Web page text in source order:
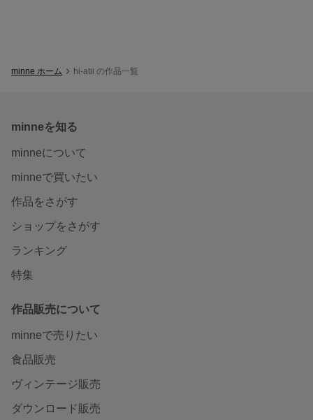
minne ホーム hi-atii の作品一覧
minneを知る
minneについて
minneで買いたい
作品をさがす
ショップをさがす
ランキング
特集
作品販売について
minneで売りたい
食品販売
ヴィンテージ販売
ダウンロード販売